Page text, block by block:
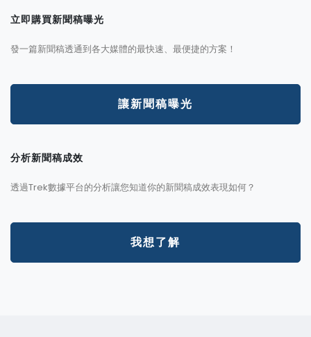
立即購買新聞稿曝光
發一篇新聞稿透通到各大媒體的最快速、最便捷的方案！
讓新聞稿曝光
分析新聞稿成效
透過Trek數據平台的分析讓您知道你的新聞稿成效表現如何？
我想了解